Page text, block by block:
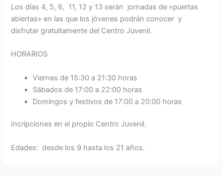
Los días 4, 5, 6, 11, 12 y 13 serán jornadas de «puertas
abiertas» en las que los jóvenes podrán conocer y
disfrutar gratuitamente del Centro Juvenil.
HORARIOS
Viernes de 15:30 a 21:30 horas
Sábados de 17:00 a 22:00 horas
Domingos y festivos de 17:00 a 20:00 horas
Incripciones en el propio Centro Juvenil.
Edades: desde los 9 hasta los 21 años.